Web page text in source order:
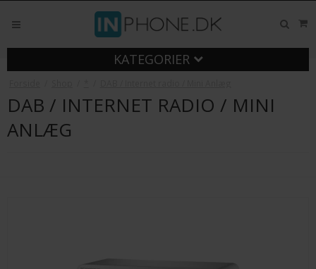
KATEGORIER
DAB / INTERNET RADIO / MINI
ANLÆG